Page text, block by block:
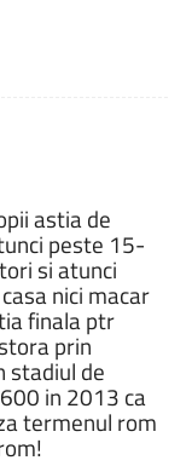
astia de
peste 15-
si atunci
nici macar
finala ptr
prin
stadiul de
in 2013 ca
termenul rom